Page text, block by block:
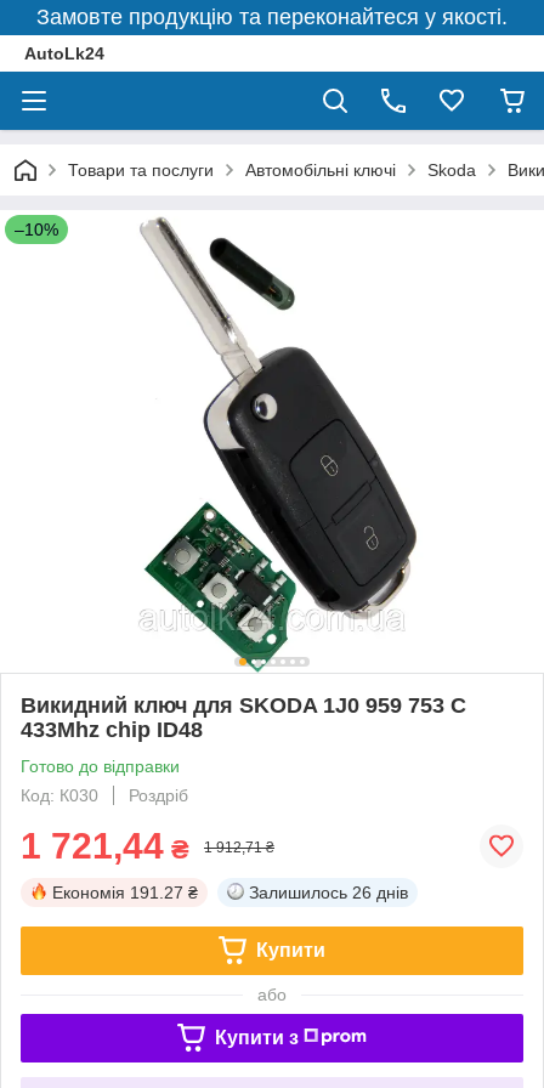
Замовте продукцію та переконайтеся у якості.
AutoLk24
Товари та послуги Автомобільні ключі Skoda
–10%
Викидний ключ для SKODA 1J0 959 753 C
433Mhz chip ID48
Готово до відправки
Код: К030
Роздріб
1 721,44 ₴ 1 912,71 ₴
Економія 191.27 ₴ Залишилось 26 днів
Купити
або
Купити з